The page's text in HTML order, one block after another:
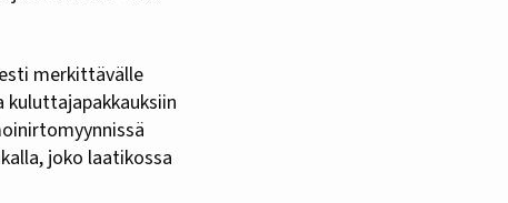
merkittävälle
kuluttajapakkauksiin
joko laatikossa